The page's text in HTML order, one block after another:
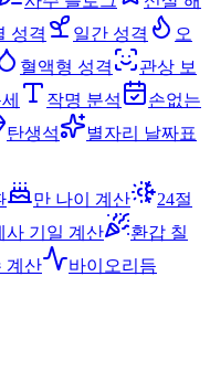
성격 일간 성격
오
혈액형 성격
관상 보
작명 분석
손없는
탄생석
별자리 날짜표
만 나이 계산
24절
사 기일 계산
환갑 칠
계산
바이오리듬